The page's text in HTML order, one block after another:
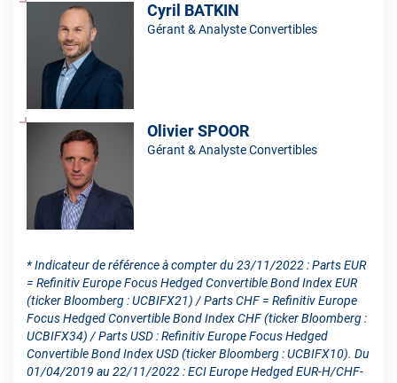
Cyril BATKIN
Gérant & Analyste Convertibles
Olivier SPOOR
Gérant & Analyste Convertibles
* Indicateur de référence à compter du 23/11/2022 : Parts EUR
= Refinitiv Europe Focus Hedged Convertible Bond Index EUR
(ticker Bloomberg : UCBIFX21) / Parts CHF = Refinitiv Europe
Focus Hedged Convertible Bond Index CHF (ticker Bloomberg :
UCBIFX34) / Parts USD : Refinitiv Europe Focus Hedged
Convertible Bond Index USD (ticker Bloomberg : UCBIFX10). Du
01/04/2019 au 22/11/2022 : ECI Europe Hedged EUR-H/CHF-